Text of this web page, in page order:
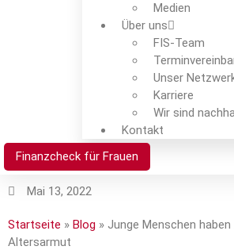
Medien
Über uns
FIS-Team
Unser
Karriere
Wir sind
Kontakt
Finanzcheck für Frauen
Mai 13, 2022
Startseite » Blog » Junge Menschen
Altersarmut